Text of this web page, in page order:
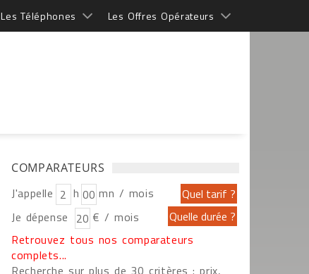
Les Téléphones Les Offres Opérateurs
COMPARATEURS
J'appelle h
mn / mois
Je dépense
€ / mois
Retrouvez tous nos comparateurs
complets...
Recherche sur plus de 30 critères : prix,